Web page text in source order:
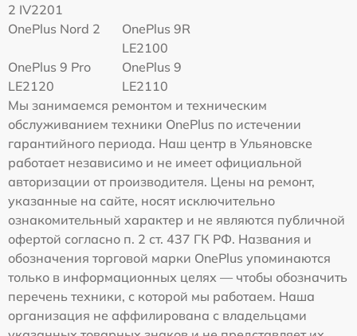
2 IV2201
OnePlus Nord 2
OnePlus 9R
LE2100
OnePlus 9 Pro
LE2120
OnePlus 9
LE2110
Мы занимаемся ремонтом и техническим
обслуживанием техники OnePlus по истечении
гарантийного периода. Наш центр в Ульяновске
работает независимо и не имеет официальной
авторизации от производителя. Цены на ремонт,
указанные на сайте, носят исключительно
ознакомительный характер и не являются публичной
офертой согласно п. 2 ст. 437 ГК РФ. Названия и
обозначения торговой марки OnePlus упоминаются
только в информационных целях — чтобы обозначить
перечень техники, с которой мы работаем. Наша
организация не аффилирована с владельцами